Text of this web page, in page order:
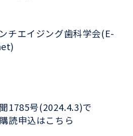
チエイジング歯科学会(E-
1785号(2024.4.3)で
読申込はこちら